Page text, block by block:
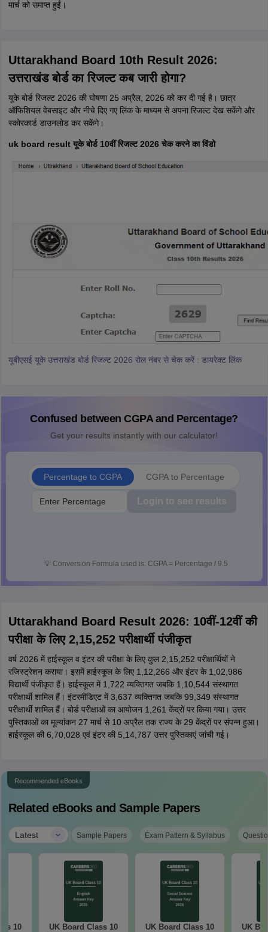
मार्च को समाप्त हुईं।
Uttarakhand Board 10th Result 2026:
उत्तराखंड बोर्ड का रिजल्ट कब जारी होगा?
यूके बोर्ड रिजल्ट 2026 की घोषणा 25 अप्रैल, 2026 को कर दी गई है। छात्र
ऑफिशियल वेबसाइट और नीचे दिए गए लिंक के माध्यम से अपना रिजल्ट देख सकेंगे और
स्कोरकार्ड डाउनलोड कर सकेंगे।
uk board result यूके बोर्ड 10वीं रिजल्ट 2026 चेक करने का विंडो
यूबीएसई यूके उत्तराखंड बोर्ड रिजल्ट 2026 रोल नंबर से चेक करें : डायरेक्ट लिंक
Confused between CGPA and Percentage?
Get your results instantly with our calculator!
Percentage to CGPA CGPA to Percentage
Login to see results
💡 Conversion Formula used is: CGPA = Percentage / 9.5
Uttarakhand Board Result 2026: 10वीं-12वीं की
परीक्षा के लिए 2,15,252 परीक्षार्थी पंजीकृत
वर्ष 2026 में हाईस्कूल व इंटर की परीक्षा के लिए कुल 2,15,252 परीक्षार्थियों ने
रजिस्ट्रेशन कराया। इसमें हाईस्कूल के लिए 1,12,266 और इंटर के 1,02,986
विद्यार्थी पंजीकृत हैं। हाईस्कूल में 1,722 व्यक्तिगत जबकि 1,10,544 संस्थागत
परीक्षार्थी शामिल हैं। इंटरमीडिएट में 3,637 व्यक्तिगत जबकि 99,349 संस्थागत
परीक्षार्थी शामिल हैं। बोर्ड परीक्षाओं का आयोजन 1,261 केंद्रों पर किया गया। उत्तर
पुस्तिकाओं का मूल्यांकन 27 मार्च से 10 अप्रैल तक राज्य के 29 केंद्रों पर संपन्न हुआ।
हाईस्कूल की 6,70,028 एवं इंटर की 5,14,787 उत्तर पुस्तिकाएं जांची गई।
Recommended eBooks
Related eBooks and Sample Papers
Latest | Sample Papers Exam Pattern & Syllabus
10
UK Board Class 10
UK Board Class 10
UK